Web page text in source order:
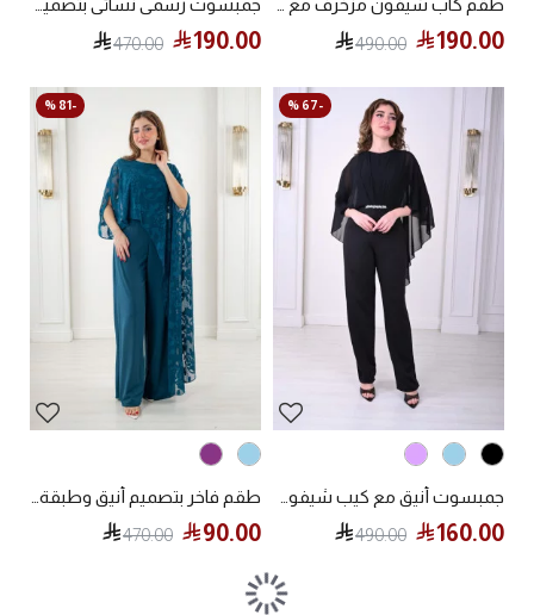
190.00
490.00
190.00
470.00
-67 %
160.00
490.00
-81 %
طقم فاخر بتصميم أنيق وطبقة شفافة مطرزة
90.00
470.00